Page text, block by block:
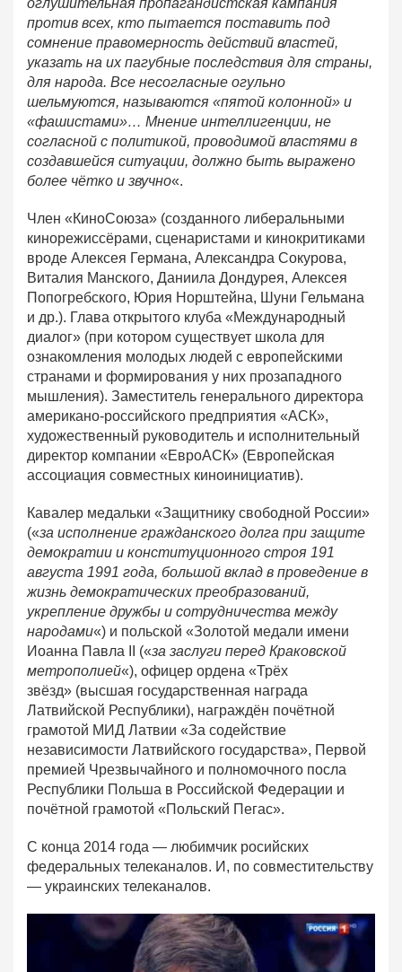
против всех, кто пытается поставить под
сомнение правомерность действий властей,
указать на их пагубные последствия для страны,
для народа. Все несогласные огульно
шельмуются, называются «пятой колонной» и
«фашистами»… Мнение интеллигенции, не
согласной с политикой, проводимой властями в
создавшейся ситуации, должно быть выражено
более чётко и звучно«.
Член «КиноСоюза» (созданного либеральными
кинорежиссёрами, сценаристами и кинокритиками
вроде Алексея Германа, Александра Сокурова,
Виталия Манского, Даниила Дондурея, Алексея
Попогребского, Юрия Норштейна, Шуни Гельмана
и др.). Глава открытого клуба «Международный
диалог» (при котором существует школа для
ознакомления молодых людей с европейскими
странами и формирования у них прозападного
мышления). Заместитель генерального директора
американо-российского предприятия «АСК»,
художественный руководитель и исполнительный
директор компании «ЕвроАСК» (Европейская
ассоциация совместных киноинициатив).
Кавалер медальки «Защитнику свободной России»
(«за исполнение гражданского долга при защите
демократии и конституционного строя 191
августа 1991 года, большой вклад в проведение в
жизнь демократических преобразований,
укрепление дружбы и сотрудничества между
народами«) и польской «Золотой медали имени
Иоанна Павла II («за заслуги перед Краковской
метрополией«), офицер ордена «Трёх
звёзд» (высшая государственная награда
Латвийской Республики), награждён почётной
грамотой МИД Латвии «За содействие
независимости Латвийского государства», Первой
премией Чрезвычайного и полномочного посла
Республики Польша в Российской Федерации и
почётной грамотой «Польский Пегас».
С конца 2014 года — любимчик росийских
федеральных телеканалов. И, по совместительству
— украинских телеканалов.